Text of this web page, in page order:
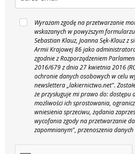
Wyrażam zgodę na przetwarzanie
wskazanych w powyższym
Sebastian Klauz, Joanna Sęk-Klauz z
Armii Krajowej 86 jako
zgodnie z Rozporządzeniem
2016/679 z dnia 27 kwietnia 2016
ochronie danych osobowych w celu
newslettera „lakiernictwo.net".
że przysługuje mi prawo do: dostępu
możliwości ich sprostowania,
wniesienia sprzeciwu, żądania
wycofania zgody na przetwarzanie
zapomnianym", przenoszenia danych